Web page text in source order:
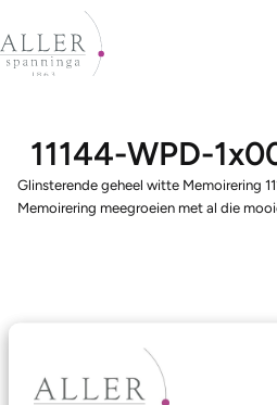
11144-WPD-
Glinsterende geheel witte Memoirering
Memoirering meegroeien met al die
Ons aanbod